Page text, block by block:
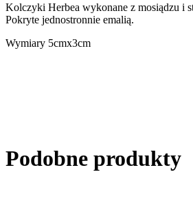
Kolczyki Herbea wykonane z mosiądzu i
Pokryte jednostronnie emalią.
Wymiary 5cmx3cm
Podobne produkty